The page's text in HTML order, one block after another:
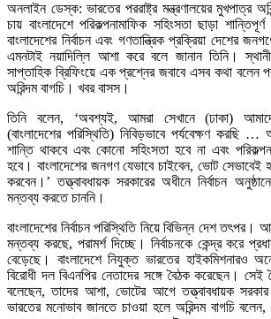
অনলাইন ডেস্ক: ভারতের পররাষ্ট্র মন্ত্রণালয়ের মুখপাত্র
চায় বাংলাদেশে পরিকল্পনামাফিক সহিংসতা ছাড়া
বাংলাদেশের নির্বাচন এবং গণতান্ত্রিক প্রক্রিয়া দেশের
এমনটাই নয়াদিল্লি আশা করে বলে জানান তিনি।
সাপ্তাহিক ব্রিফিংয়ে এক প্রশ্নের জবাবে এসব কথা বলেন
অরিন্দম বাগচি। খবর বাসস।
তিনি বলেন, ‘অবশ্যই, আমরা সেখানে (ঢাকা)
(বাংলাদেশের পরিস্থিতি) নিবিড়ভাবে পর্যবেক্ষণ করছি
শান্তি থাকবে এবং কোনো সহিংসতা হবে না এবং
হবে। বাংলাদেশের জনগণ যেভাবে চাইবেন, ভোট সেভাবেই
করবেন।’ তত্ত্বাবধায়ক সরকারের অধীনে নির্বাচন
মন্তব্য করতে চাননি।
বাংলাদেশের নির্বাচন পরিস্থিতি নিয়ে বিভিন্ন দেশ তৎপর।
মন্তব্য করছে, পরামর্শ দিচ্ছে। নির্বাচনকে কেন্দ্র করে
বেড়েছে। বাংলাদেশে নিযুক্ত ভারতের হাইকমিশনারও
বিরোধী দল বিএনপির নেতাদের সঙ্গে বৈঠক করেছেন। সেই
বলেছেন, তাদের আশা, ভোটের আগে তত্ত্বাবধায়ক
ভারতের মনোভাব জানতে চাওয়া হলে অরিন্দম বাগচি বলেন,